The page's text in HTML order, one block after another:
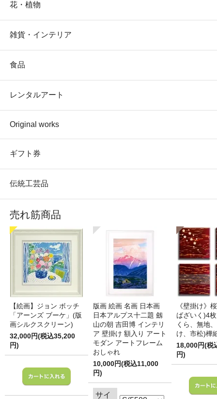
花・植物
雑貨・インテリア
食品
レンタルアート
Original works
ギフト券
伝統工芸品
売れ筋商品
【絵画】ジョン ボッチ
「アーンズ ブーケ」(版
画シルクスクリーン)
32,000円(税込35,200
円)
版画 絵画 名画 日本画
日本アルプス十二題 劔
山の朝 吉田博 インテリ
ア 壁掛け 額入り アート
モダン アートフレーム
おしゃれ
10,000円(税込11,000
円)
サイ
《壁掛け》
ばざいく)4
くら、無地
け、市松)樺
18,000円(税
円)